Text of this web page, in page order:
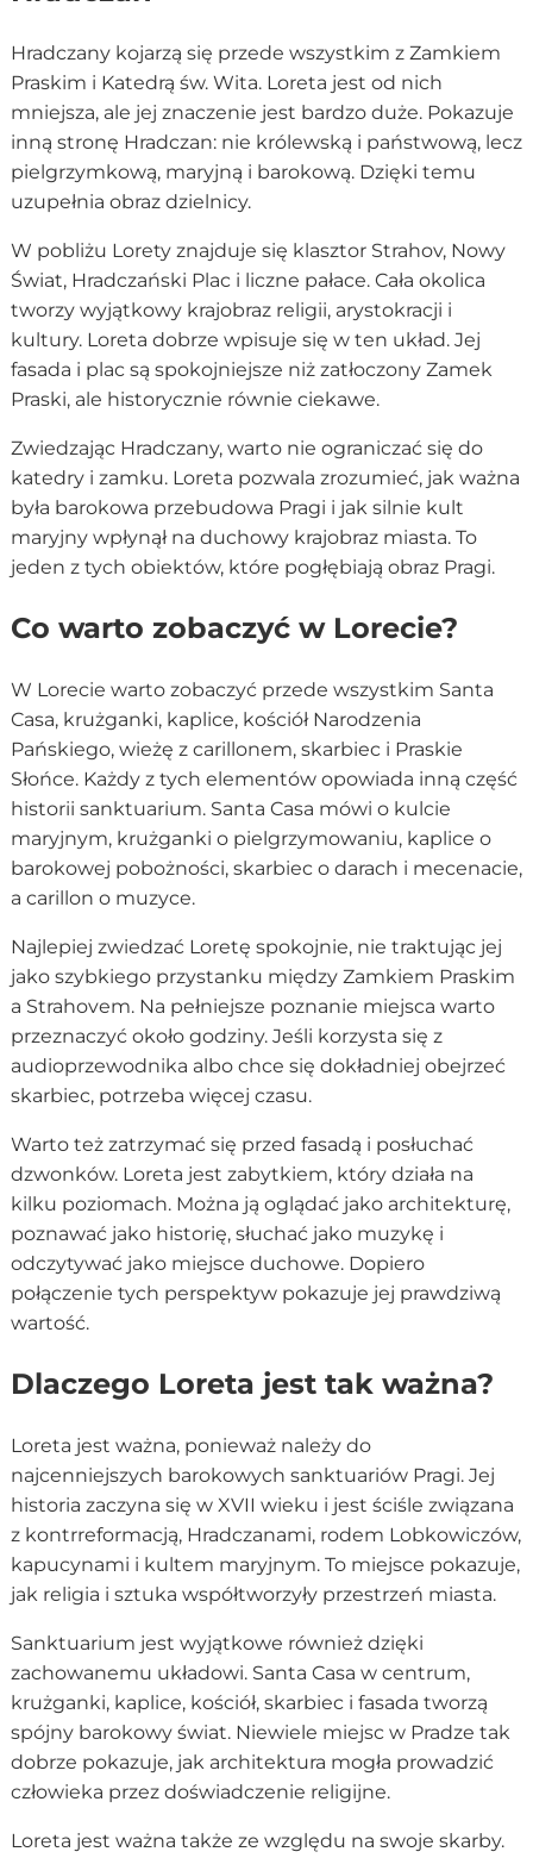
Hradczany kojarzą się przede wszystkim z Zamkiem
Praskim i Katedrą św. Wita. Loreta jest od nich
mniejsza, ale jej znaczenie jest bardzo duże. Pokazuje
inną stronę Hradczan: nie królewską i państwową, lecz
pielgrzymkową, maryjną i barokową. Dzięki temu
uzupełnia obraz dzielnicy.
W pobliżu Lorety znajduje się klasztor Strahov, Nowy
Świat, Hradczański Plac i liczne pałace. Cała okolica
tworzy wyjątkowy krajobraz religii, arystokracji i
kultury. Loreta dobrze wpisuje się w ten układ. Jej
fasada i plac są spokojniejsze niż zatłoczony Zamek
Praski, ale historycznie równie ciekawe.
Zwiedzając Hradczany, warto nie ograniczać się do
katedry i zamku. Loreta pozwala zrozumieć, jak ważna
była barokowa przebudowa Pragi i jak silnie kult
maryjny wpłynął na duchowy krajobraz miasta. To
jeden z tych obiektów, które pogłębiają obraz Pragi.
Co warto zobaczyć w Lorecie?
W Lorecie warto zobaczyć przede wszystkim Santa
Casa, krużganki, kaplice, kościół Narodzenia
Pańskiego, wieżę z carillonem, skarbiec i Praskie
Słońce. Każdy z tych elementów opowiada inną część
historii sanktuarium. Santa Casa mówi o kulcie
maryjnym, krużganki o pielgrzymowaniu, kaplice o
barokowej pobożności, skarbiec o darach i mecenacie,
a carillon o muzyce.
Najlepiej zwiedzać Loretę spokojnie, nie traktując jej
jako szybkiego przystanku między Zamkiem Praskim
a Strahovem. Na pełniejsze poznanie miejsca warto
przeznaczyć około godziny. Jeśli korzysta się z
audioprzewodnika albo chce się dokładniej obejrzeć
skarbiec, potrzeba więcej czasu.
Warto też zatrzymać się przed fasadą i posłuchać
dzwonków. Loreta jest zabytkiem, który działa na
kilku poziomach. Można ją oglądać jako architekturę,
poznawać jako historię, słuchać jako muzykę i
odczytywać jako miejsce duchowe. Dopiero
połączenie tych perspektyw pokazuje jej prawdziwą
wartość.
Dlaczego Loreta jest tak ważna?
Loreta jest ważna, ponieważ należy do
najcenniejszych barokowych sanktuariów Pragi. Jej
historia zaczyna się w XVII wieku i jest ściśle związana
z kontrreformacją, Hradczanami, rodem Lobkowiczów,
kapucynami i kultem maryjnym. To miejsce pokazuje,
jak religia i sztuka współtworzyły przestrzeń miasta.
Sanktuarium jest wyjątkowe również dzięki
zachowanemu układowi. Santa Casa w centrum,
krużganki, kaplice, kościół, skarbiec i fasada tworzą
spójny barokowy świat. Niewiele miejsc w Pradze tak
dobrze pokazuje, jak architektura mogła prowadzić
człowieka przez doświadczenie religijne.
Loreta jest ważna także ze względu na swoje skarby.